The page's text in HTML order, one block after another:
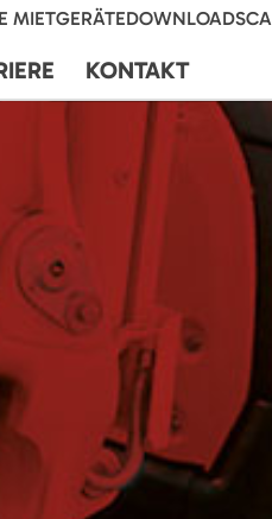
MIETGERÄTEDOWNLOADS
KONTAKT